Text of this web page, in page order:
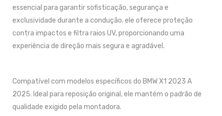
essencial para garantir sofisticação, segurança e
exclusividade durante a condução. ele oferece proteção
contra impactos e filtra raios UV, proporcionando uma
experiência de direção mais segura e agradável.
Compatível com modelos específicos do BMW X1 2023 A
2025. Ideal para reposição original, ele mantém o padrão de
qualidade exigido pela montadora.